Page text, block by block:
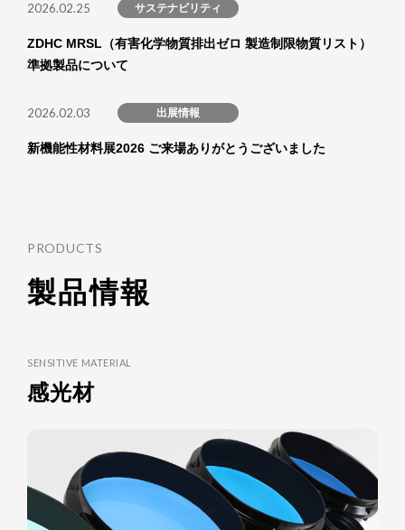
2026.02.25 サステナビリティ
ZDHC MRSL（有害化学物質排出ゼロ 製造制限物質リスト）
準拠製品について
2026.02.03 出展情報
新機能性材料展2026 ご来場ありがとうございました
PRODUCTS
製品情報
SENSITIVE MATERIAL
感光材